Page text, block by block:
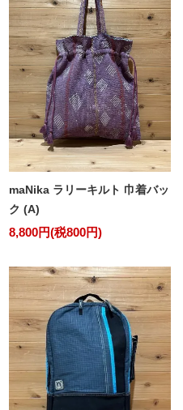
maNika ラリーキルト 巾着バッ
ク (A)
8,800円(税800円)